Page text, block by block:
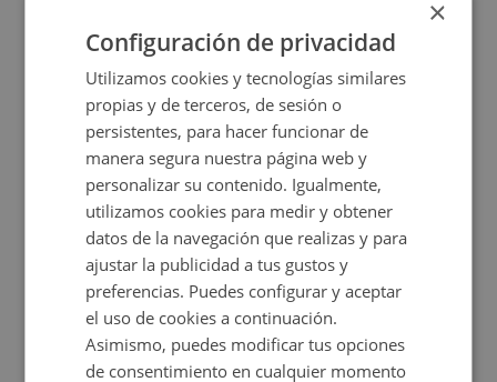
Edificio Atalaya Centro Fase I Sn, 30589 Murcia -
Impuestos no incluidos
1 inmuebles disponibles
×
Configuración de privacidad
Utilizamos cookies y tecnologías similares
propias y de terceros, de sesión o
persistentes, para hacer funcionar de
manera segura nuestra página web y
personalizar su contenido. Igualmente,
utilizamos cookies para medir y obtener
datos de la navegación que realizas y para
ajustar la publicidad a tus gustos y
preferencias. Puedes configurar y aceptar
el uso de cookies a continuación.
Asimismo, puedes modificar tus opciones
de consentimiento en cualquier momento